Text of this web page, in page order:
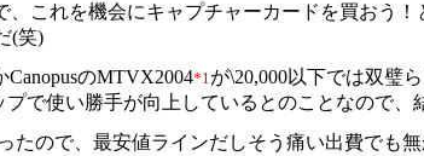
これを機会にキャプチャーカードを買おう！
(笑)
のMTVX2004*1が\20,000以下では双璧
で使い勝手が向上しているとのことなので、
たので、最安値ラインだしそう痛い出費で